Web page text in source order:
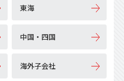
東海
中国・四国
海外子会社